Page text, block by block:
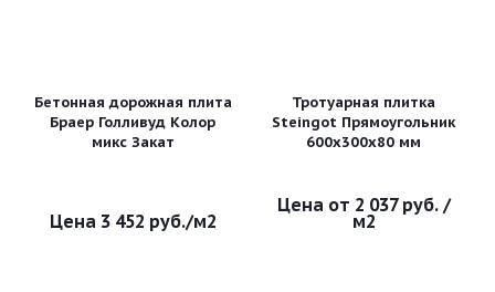
Бетонная дорожная плита
Браер Голливуд Колор
микс Закат
3 452 руб./м2
Тротуарная плитка
Steingot Прямоугольник
600x300x80 мм
2 037 руб. /
м2